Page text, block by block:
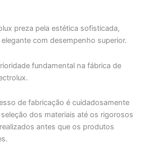
preza pela estética sofisticada,
com desempenho superior.
fundamental na fábrica de
de fabricação é cuidadosamente
dos materiais até os rigorosos
antes que os produtos